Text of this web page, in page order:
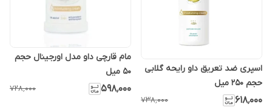
اسپری ضد تعریق داو رایحه گلابی
حجم ۲۵۰ میل
۶۱۸٬۰۰۰ ۷۳۸٬۰۰۰
مام قارچی داو مدل اورجینال حجم
۵۰ میل
۵۹۸٬۰۰۰ ۷۲۸٬۰۰۰